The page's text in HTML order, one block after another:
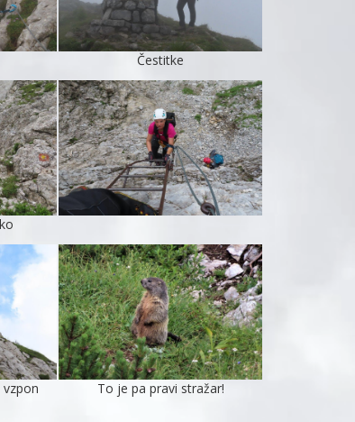
Čestitke
To je pa pravi stražar!